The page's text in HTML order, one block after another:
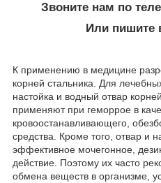
Звоните нам по
Или пишите
К применению в медицине
корней стальника. Для
настойка и водный отвар
применяют при геморрое в
кровоостанавливающего,
средства. Кроме того, отвар и
эффективное мочегонное,
действие. Поэтому их часто
обмена веществ в организме,